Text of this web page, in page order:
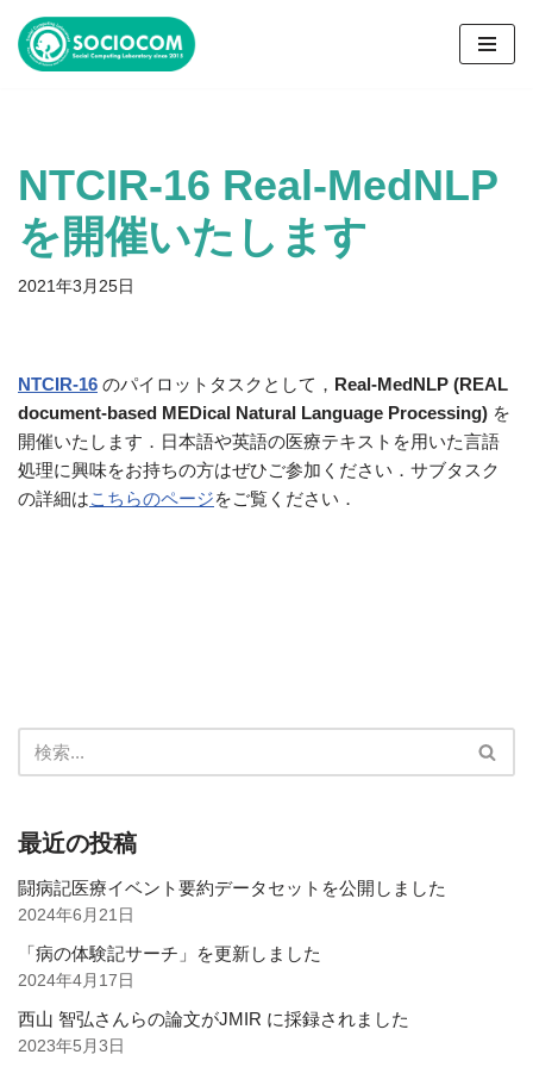
コ
ツ
へ
ス
キ
ッ
NTCIR-16 Real-MedNLP
を開催いたします
2021年3月25日
NTCIR-16 のパイロットタスクとして， Real-MedNLP (REAL
document-based MEDical Natural Language Processing) を
開催いたします．日本語や英語の医療テキストを用いた言語
処理に興味をお持ちの方はぜひご参加ください．サブタスク
の詳細はこちらのページをご覧ください．
最近の投稿
闘病記医療イベント要約データセットを公開しました
2024年6月21日
「病の体験記サーチ」を更新しました
2024年4月17日
西山 智弘さんらの論文がJMIR に採録されました
2023年5月3日